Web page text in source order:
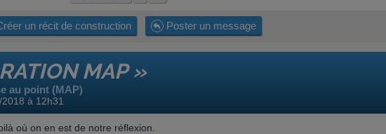
un récit de construction Poster un message
MAP »
au point (MAP)
à 12h31
où on en est de notre réflexion.